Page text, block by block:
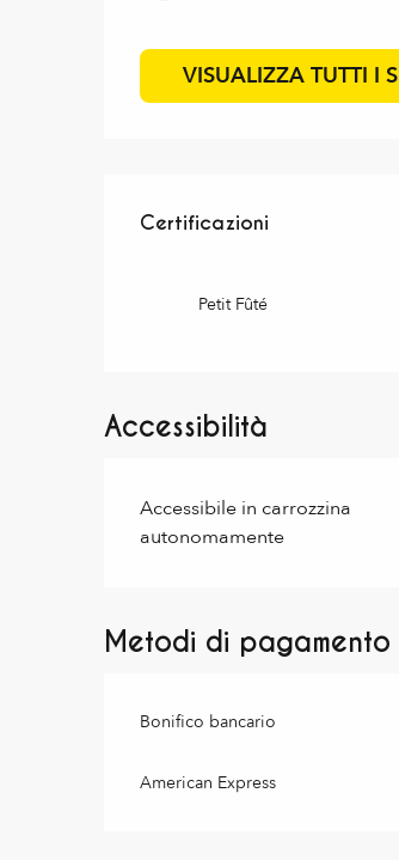
VISUALIZZA TUTTI I
Offerte di
Certificazioni
Certificazioni
Petit Fûté
Accessibilità
Accessibile in carrozzina
autonomamente
Metodi di pagamento
Bonifico bancario
American Express